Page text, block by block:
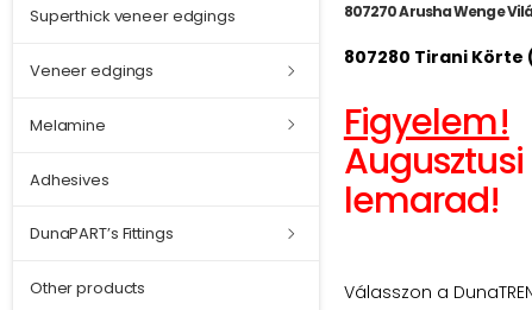
Superthick veneer edgings
Veneer edgings
Melamine
Adhesives
DunaPART’s Fittings
Other products
807270 Arusha Wenge
807280 Tirani Körte
Figyelem!
lemarad!
Válasszon a